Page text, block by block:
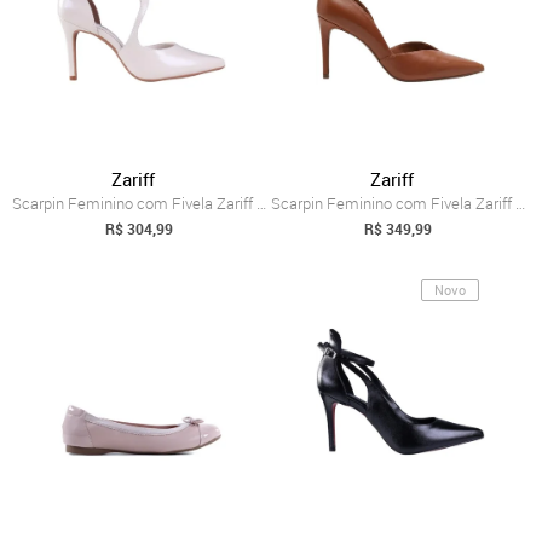
Zariff
Scarpin Feminino com Fivela Zariff 5249....
R$ 304,99
Zariff
Scarpin Feminino com Fivela Zariff 88502...
R$ 349,99
Novo